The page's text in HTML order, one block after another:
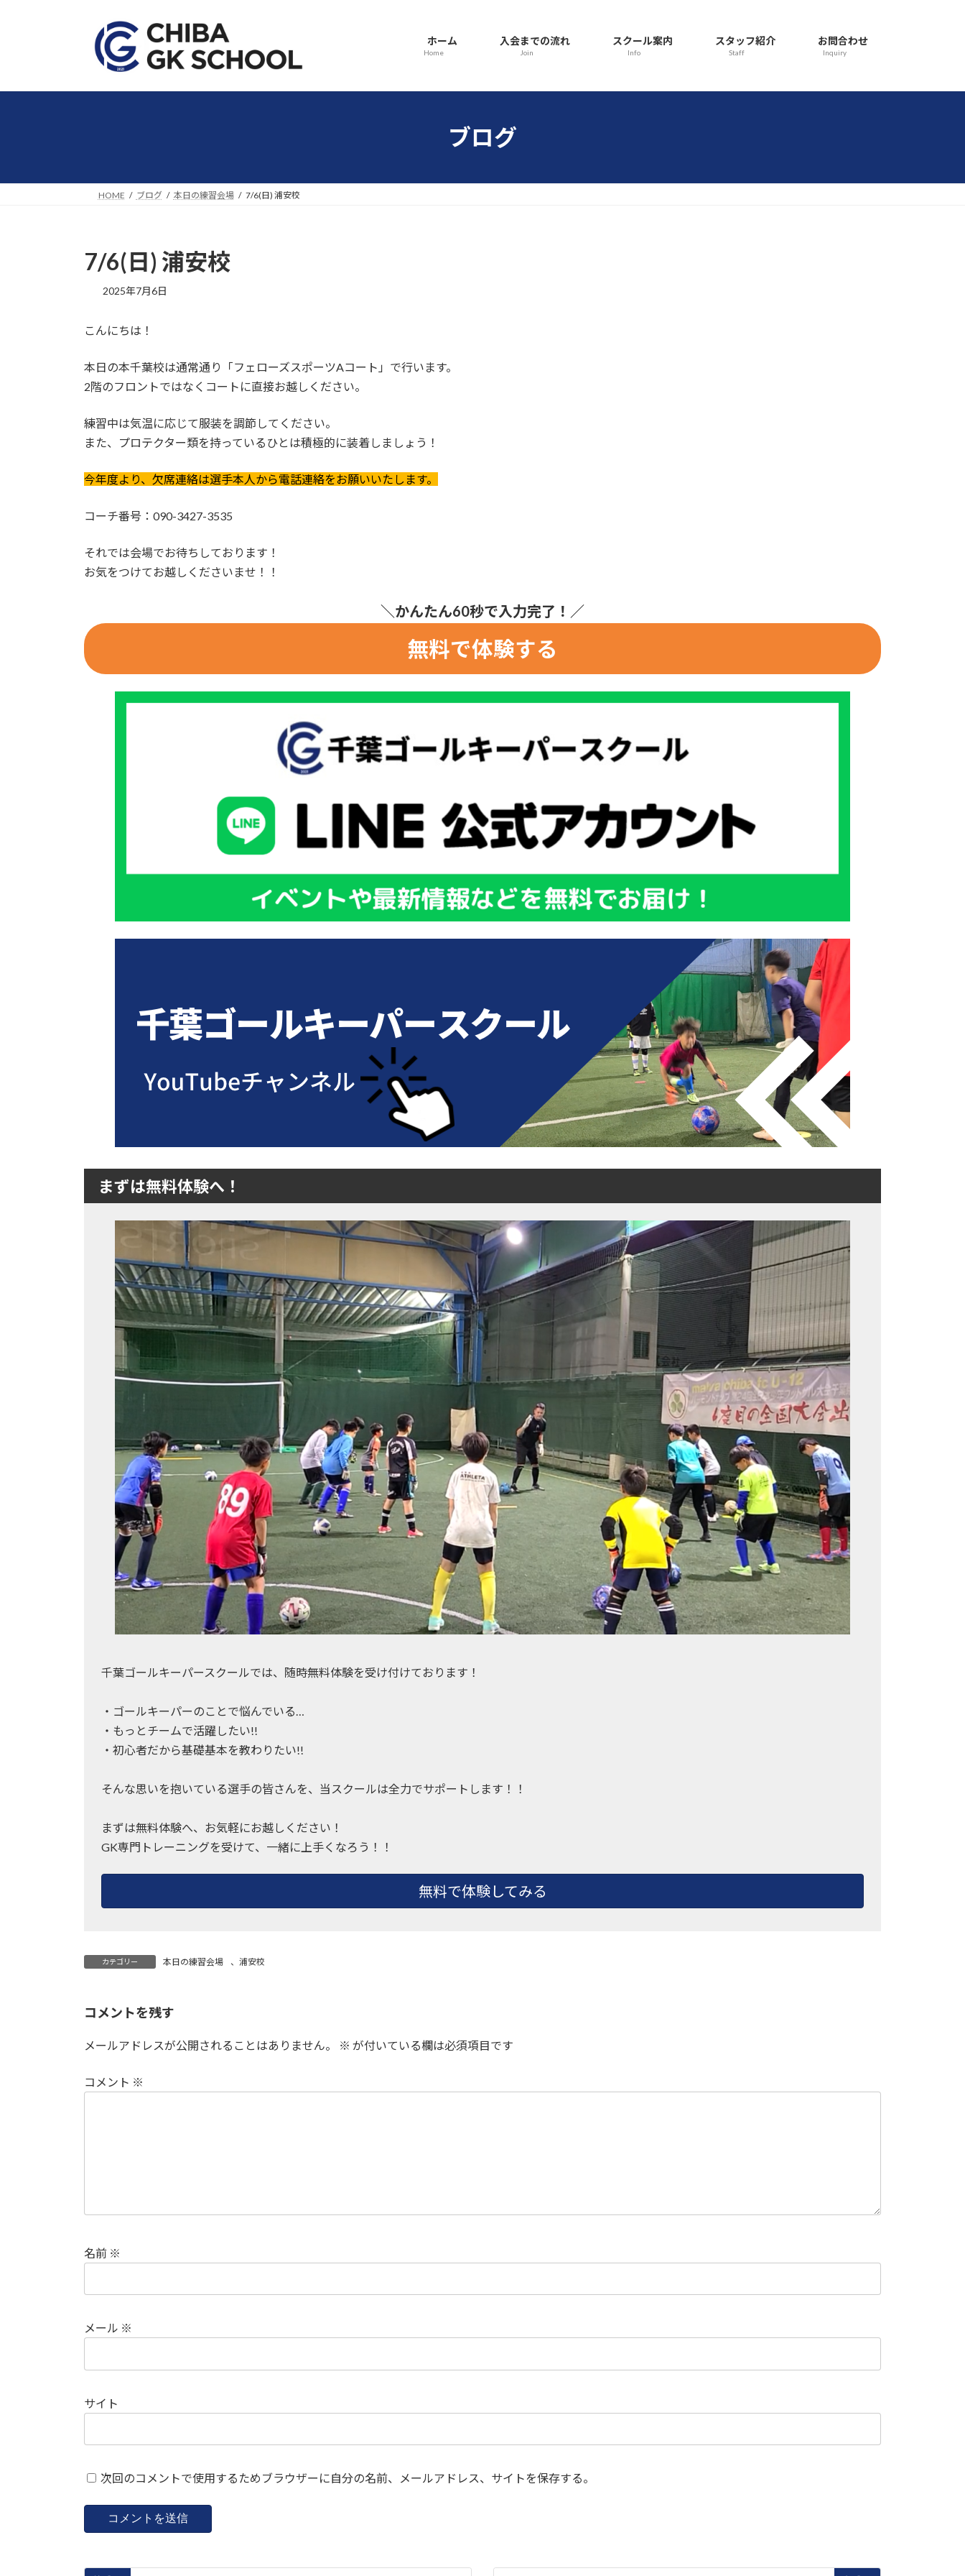
へ
ョ
ホーム
Home
入会までの流れ
Join
スクール案内
Info
スタッフ紹介
Staff
お問合わせ
Inquiry
ブログ
HOME ブログ 本日の練習会場 7/6(日) 浦安校
7/6(日) 浦安校
2025年7月6日
こんにちは！
本日の本千葉校は通常通り「フェローズスポーツAコート」で行います。
2階のフロントではなくコートに直接お越しください。
練習中は気温に応じて服装を調節してください。
また、プロテクター類を持っているひとは積極的に装着しましょう！
今年度より、欠席連絡は選手本人から電話連絡をお願いいたします。
コーチ番号：090-3427-3535
それでは会場でお待ちしております！
お気をつけてお越しくださいませ！！
＼かんたん60秒で入力完了！／
無料で体験する
まずは無料体験へ！
千葉ゴールキーパースクールでは、随時無料体験を受け付けております！
・ゴールキーパーのことで悩んでいる…
・もっとチームで活躍したい!!
・初心者だから基礎基本を教わりたい!!
そんな思いを抱いている選手の皆さんを、当スクールは全力でサポートします！！
まずは無料体験へ、お気軽にお越しください！
GK専門トレーニングを受けて、一緒に上手くなろう！！
無料で体験してみる
カテゴリー 本日の練習会場 、 浦安校
コメントを残す
メールアドレスが公開されることはありません。 ※ が付いている欄は必須項目です
コメント ※
名前 ※
メール ※
サイト
次回のコメントで使用するためブラウザーに自分の名前、メールアドレス、サイトを保存する。